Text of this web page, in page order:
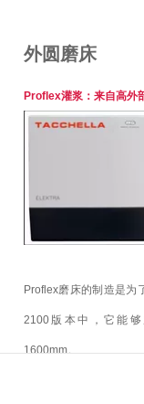
外圆磨床
Proflex灌浆：来自高外
Proflex磨床的制造是为
2100版本中，它能
1600mm。
它能够研磨外部和内部